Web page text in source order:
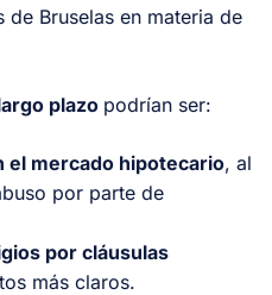
Bruselas en materia de
plazo podrían ser:
el mercado hipotecario, al
por parte de
por cláusulas
más claros.